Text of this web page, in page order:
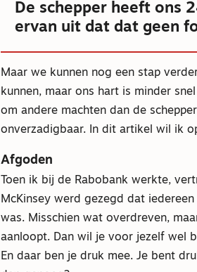
De schepper heeft ons
ervan uit dat dat geen
Maar we kunnen nog een stap
kunnen, maar ons hart is minder
om andere machten dan de
onverzadigbaar. In dit artikel wil ik
Afgoden
Toen ik bij de Rabobank werkte,
McKinsey werd gezegd dat
was. Misschien wat overdreven,
aanloopt. Dan wil je voor jezelf wel
En daar ben je druk mee. Je bent